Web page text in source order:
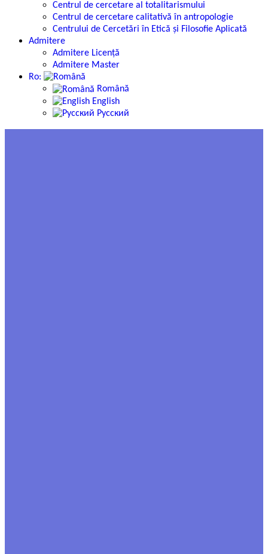
Centrul de cercetare al totalitarismului
Centrul de cercetare calitativă în antropologie
Centrului de Cercetări în Etică și Filosofie Aplicată
Admitere
Admitere Licență
Admitere Master
Ro:
Română
English
Русский